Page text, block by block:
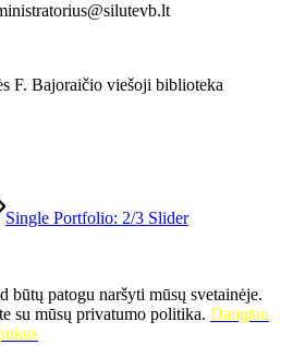
F. Bajoraičio viešoji biblioteka
Single Portfolio: 2/3 Slider
būtų patogu naršyti mūsų svetainėje.
su mūsų privatumo politika. Daugiau